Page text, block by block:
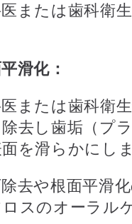
または歯科衛
滑化：
または歯科衛
去し歯垢（プ
を滑らかにしま
去や根面平滑
スのオーラル